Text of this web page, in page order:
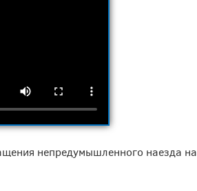
непредумышленного наезда на